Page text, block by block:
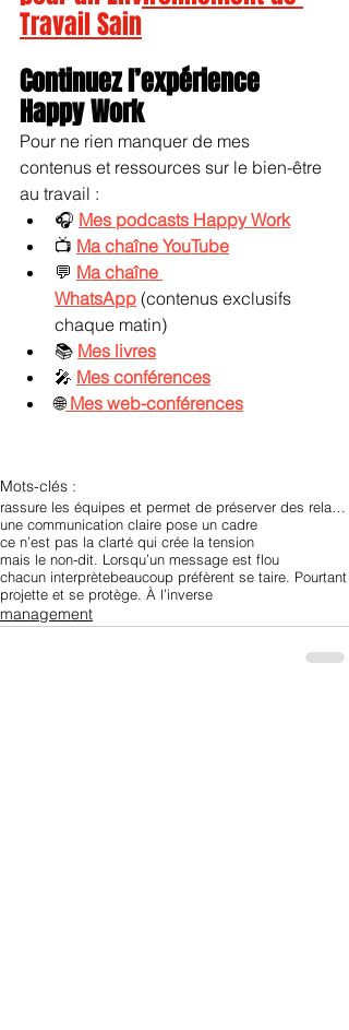
Travail Sain
Continuez l’expérience
Happy Work
Pour ne rien manquer de mes
contenus et ressources sur le bien-être
au travail :
🎧 Mes podcasts Happy Work
📺 Ma chaîne YouTube
💬 Ma chaîne
WhatsApp (contenus exclusifs
chaque matin)
📚 Mes livres
🎤 Mes conférences
🌐 Mes web-conférences
Mots-clés :
rassure les équipes et permet de préserver des relations professionnelles durables.
une communication claire pose un cadre
ce n’est pas la clarté qui crée la tension
mais le non-dit. Lorsqu’un message est flou
chacun interprètebeaucoup préfèrent se taire. Pourtant
projette et se protège. À l’inverse
management